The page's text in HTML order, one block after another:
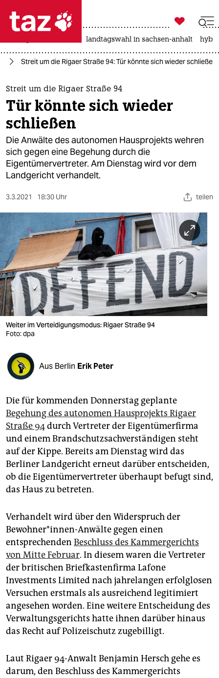
 taz zahl ich
taz zahl ich
themen
politik
öko
gesellschaft
kultur
sport
berlin
nord
wahrheit
verlag
verlag
veranstaltungen
fragen & hilfe
unterstützen
abo
genossenschaft
epaper login

taz zahl ich
landtagswahl in sachsen-anhalt
Streit um die Rigaer Straße 94: Tür könnte sich wieder schließen
Streit um die Rigaer Straße 94
Tür könnte sich wieder
schließen
Die Anwälte des autonomen Hausprojekts wehren
sich gegen eine Begehung durch die
Eigentümervertreter. Am Dienstag wird vor dem
Landgericht verhandelt.
3.3.2021 18:30 Uhr teilen
Weiter im Verteidigungsmodus: Rigaer Straße 94
Foto: dpa
Aus Berlin Erik Peter
Die für kommenden Donnerstag geplante
Begehung des autonomen Hausprojekts Rigaer
Straße 94durch Vertreter der Eigentümerfirma
und einem Brandschutzsachverständigen steht
auf der Kippe. Bereits am Dienstag wird das
Berliner Landgericht erneut darüber entscheiden,
ob die Eigentümervertreter überhaupt befugt sind,
das Haus zu betreten.
Verhandelt wird über den Widerspruch der
Bewohner*innen-Anwälte gegen einen
entsprechenden Beschluss des Kammergerichts
von Mitte Februar. In diesem waren die Vertreter
der britischen Briefkastenfirma Lafone
Investments Limited nach jahrelangen erfolglosen
Versuchen erstmals als ausreichend legitimiert
angesehen worden. Eine weitere Entscheidung des
Verwaltungsgerichts hatte ihnen darüber hinaus
das Recht auf Polizeischutz zugebilligt.
Laut Rigaer 94-Anwalt Benjamin Hersch gehe es
darum, den Beschluss des Kammergerichts